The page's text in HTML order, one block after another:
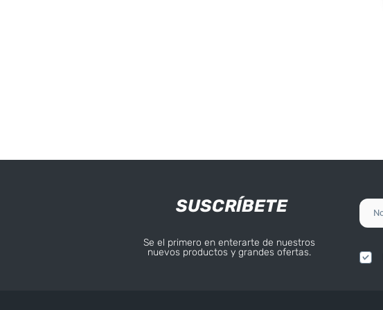
SUSCRÍBETE
Se el primero en enterarte de nuestros
nuevos productos y grandes ofertas.